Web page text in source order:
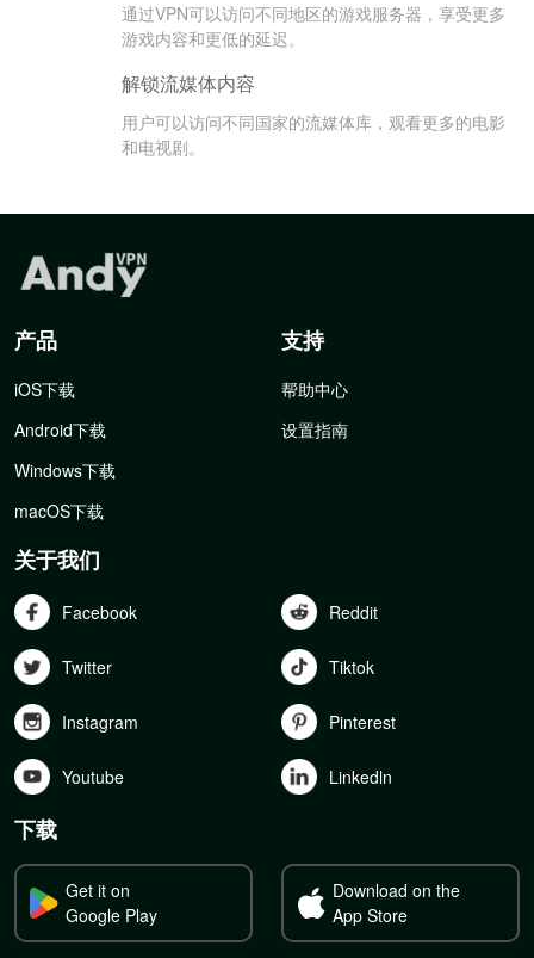
通过VPN可以访问不同地区的游戏服务器，享受更多
游戏内容和更低的延迟。
解锁流媒体内容
用户可以访问不同国家的流媒体库，观看更多的电影
和电视剧。
产品
iOS下载
Android下载
Windows下载
macOS下载
支持
帮助中心
设置指南
关于我们
Facebook Reddit
Twitter Tiktok
Instagram Pinterest
Youtube Linkedln
下载
Get it on
Google Play
Download on the
App Store